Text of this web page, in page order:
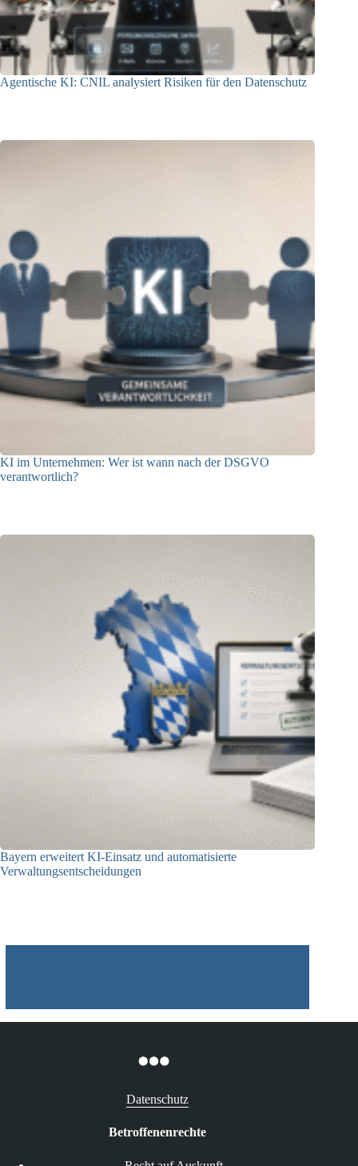
Agentische KI: CNIL analysiert Risiken für den Datenschutz
KI im Unternehmen: Wer ist wann nach der DSGVO
verantwortlich?
Bayern erweitert KI-Einsatz und automatisierte
Verwaltungsentscheidungen
Datenschutz
Betroffenenrechte